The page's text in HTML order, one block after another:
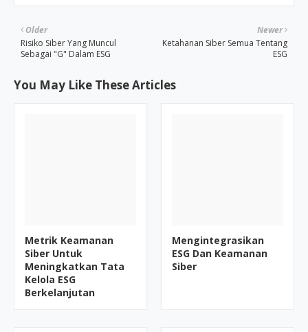
Newer
Ketahanan Siber Semua Tentang
ESG
Older
Risiko Siber Yang Muncul
Sebagai "G" Dalam ESG
You May Like These Articles
Metrik Keamanan
Siber Untuk
Meningkatkan Tata
Kelola ESG
Berkelanjutan
Mengintegrasikan
ESG Dan Keamanan
Siber